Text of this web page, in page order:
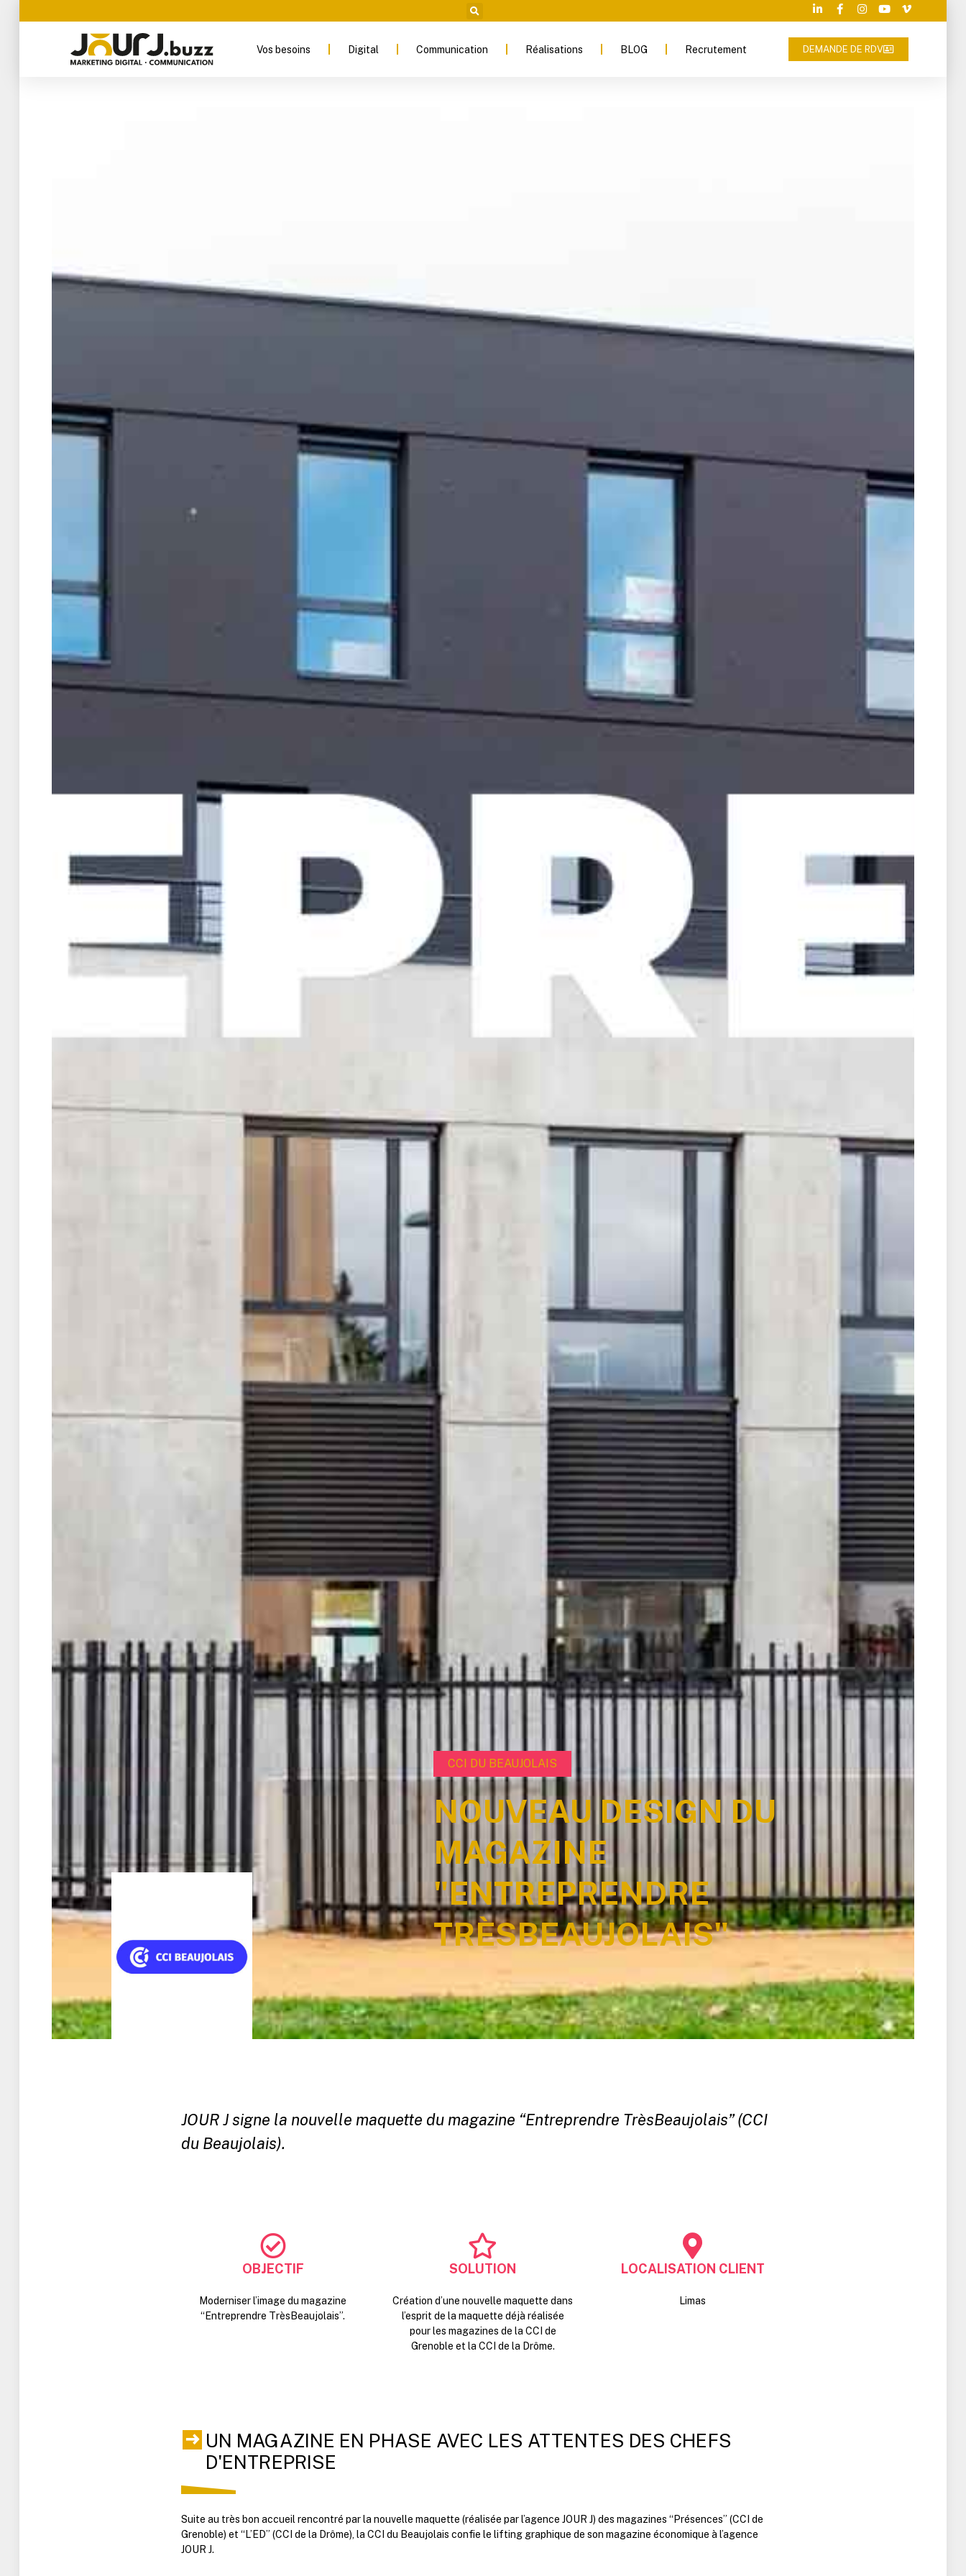
Vos besoins Digital Communication Réalisations BLOG Recrutement DEMANDE DE RDV
CCI DU BEAUJOLAIS
NOUVEAU DESIGN DU
MAGAZINE
"ENTREPRENDRE
TRÈSBEAUJOLAIS"
JOUR J signe la nouvelle maquette du magazine “Entreprendre TrèsBeaujolais” (CCI
du Beaujolais).
OBJECTIF
Moderniser l’image du magazine
“Entreprendre TrèsBeaujolais”.
SOLUTION
Création d’une nouvelle maquette dans
l’esprit de la maquette déjà réalisée
pour les magazines de la CCI de
Grenoble et la CCI de la Drôme.
LOCALISATION CLIENT
Limas
UN MAGAZINE EN PHASE AVEC LES ATTENTES DES CHEFS
D'ENTREPRISE
Suite au très bon accueil rencontré par la nouvelle maquette (réalisée par l’agence JOUR J) des magazines “Présences” (CCI de
Grenoble) et “L’ED” (CCI de la Drôme), la CCI du Beaujolais confie le lifting graphique de son magazine économique à l’agence
JOUR J.